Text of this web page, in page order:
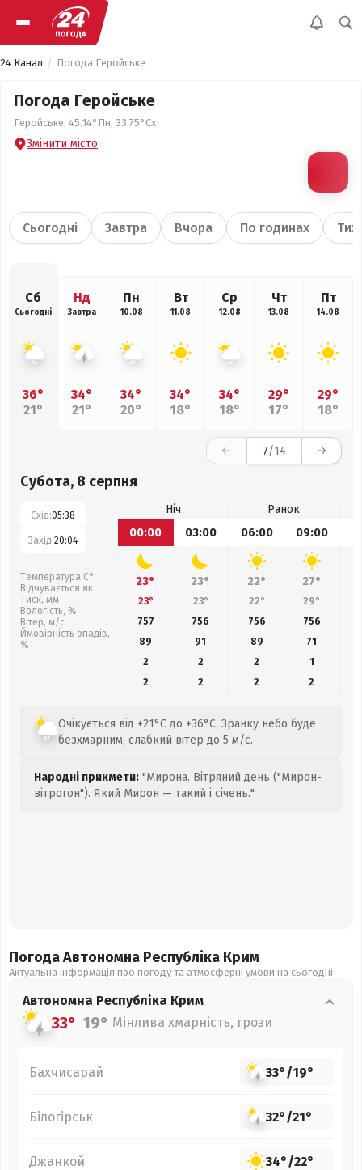
24 Канал Погода Геройське
Погода Геройське
Геройське, 45.14°Пн, 33.75°Сх
Змінити місто
Сьогодні Завтра Вчора По годинах
Сб
Сьогодні
36°
21°
Нд
Завтра
34°
21°
Пн
10.08
34°
20°
Вт
11.08
34°
18°
Ср
12.08
34°
18°
Чт
13.08
29°
17°
Пт
14.08
29°
18°
7/14
Субота, 8 серпня
Схід:05:38
Захід:20:04
Температура С°
Відчувається як
Тиск, мм
Вологість, %
Вітер, м/с
Ймовірність опадів,
%
Ніч
Ранок
00:00
03:00 06:00 09:00
23° 23° 22° 27°
23° 23° 22° 29°
757
756 756 756
89
91 89 71
2
2 2
1
2
2 2 2
Очікується від +21°C до +36°C. Зранку небо буде
безхмарним, слабкий вітер до 5 м/с.
Народні прикмети: "Мирона. Вітряний день ("Мирон-
вітрогон"). Який Мирон — такий і січень."
Погода Автономна Республіка Крим
Актуальна інформація про погоду та атмосферні умови на сьогодні
Автономна Республіка Крим
33° 19° Мінлива хмарність, грози
Бахчисарай 33°/19°
Білогірськ 32°/21°
Джанкой 34°/22°